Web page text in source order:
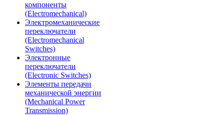
компоненты
(Electromechanical)
Электромеханические
переключатели
(Electromechanical
Switches)
Электронные
переключатели
(Electronic Switches)
Элементы передачи
механической энергии
(Mechanical Power
Transmission)